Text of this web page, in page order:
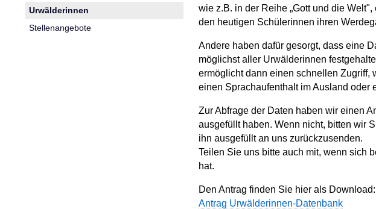
Urwälderinnen
Stellenangebote
wie z.B. in der Reihe „Gott und die
den heutigen Schülerinnen ihren
Andere haben dafür gesorgt, dass eine
möglichst aller Urwälderinnen
ermöglicht dann einen schnellen Zugriff,
einen Sprachaufenthalt im Ausland oder
Zur Abfrage der Daten haben wir einen
ausgefüllt haben. Wenn nicht, bitten wir
ihn ausgefüllt an uns zurückzusenden.
Teilen Sie uns bitte auch mit, wenn sich
hat.
Den Antrag finden Sie hier als Download:
Antrag Urwälderinnen-Datenbank